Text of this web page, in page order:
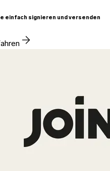
einfach signieren und versenden